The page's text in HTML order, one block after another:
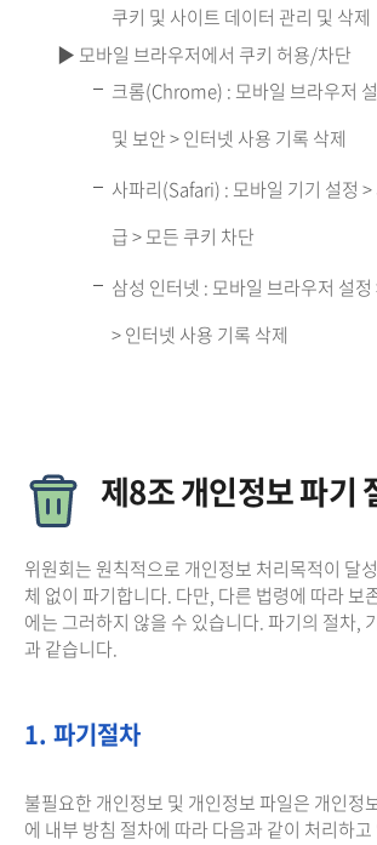
쿠키 및 사이트 데이터 관리 및 삭제
▶ 모바일 브라우저에서 쿠키 허용/차단
크롬(Chrome) : 모바일 브라우저
및 보안 > 인터넷 사용 기록 삭제
사파리(Safari) : 모바일 기기 설정
급 > 모든 쿠키 차단
삼성 인터넷 : 모바일 브라우저 설
> 인터넷 사용 기록 삭제
제8조 개인정보 파기
위원회는 원칙적으로 개인정보 처리목적이 달
체 없이 파기합니다. 다만, 다른 법령에 따라 보
에는 그러하지 않을 수 있습니다. 파기의 절차,
과 같습니다.
1. 파기절차
불필요한 개인정보 및 개인정보 파일은 개인정
에 내부 방침 절차에 따라 다음과 같이 처리하